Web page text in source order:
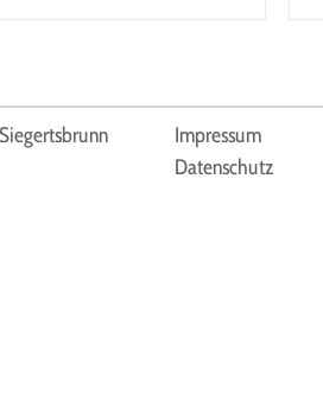
Impressum
Datenschutz